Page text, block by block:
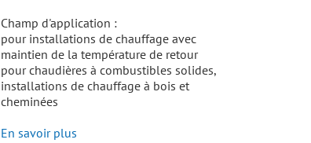
Champ d'application :
pour installations de chauffage avec
maintien de la température de retour
pour chaudières à combustibles solides,
installations de chauffage à bois et
cheminées
En savoir plus